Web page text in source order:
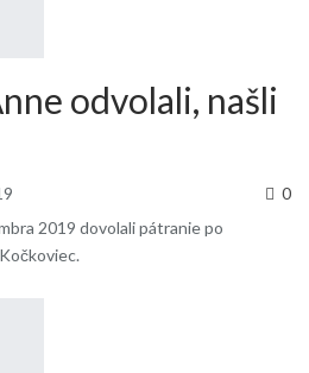
odvolali, našli
0
2019 dovolali pátranie po